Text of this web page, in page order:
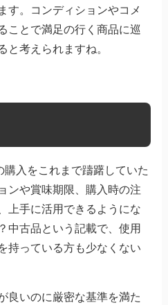
す。コンディションやコメ
ことで満足の行く商品に巡
と考えられますね。
入をこれまで躊躇していた
ンや賞味期限、購入時の注
上手に活用できるようにな
中古品という記載で、使用
持っている方も少なくない
良いのに厳密な基準を満た